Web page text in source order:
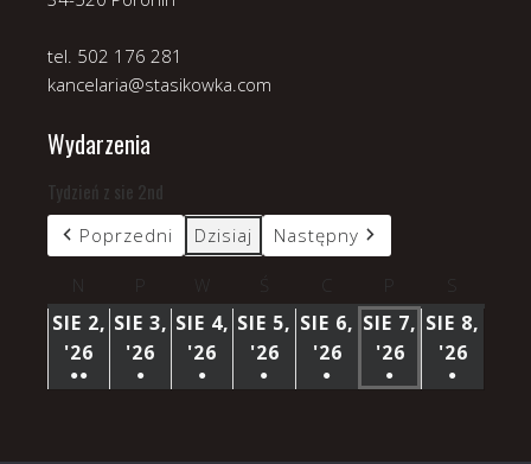
tel. 502 176 281
kancelaria@stasikowka.com
Wydarzenia
Tydzień z sie 2nd
Poprzedni Dzisiaj Następny
SIE 2,
'26
SIERPNIA
●●
SIE 3,
'26
SIERPNIA
●
SIE 4,
'26
SIERPNIA
●
SIE 5,
'26
SIERPNIA
●
SIE 6,
'26
SIERPNIA
●
SIE 7,
'26
SIERPNIA
●
SIE 8,
'26
●